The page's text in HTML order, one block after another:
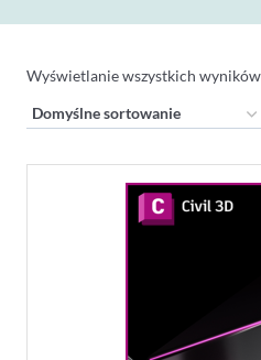
Wyświetlanie wszystkich